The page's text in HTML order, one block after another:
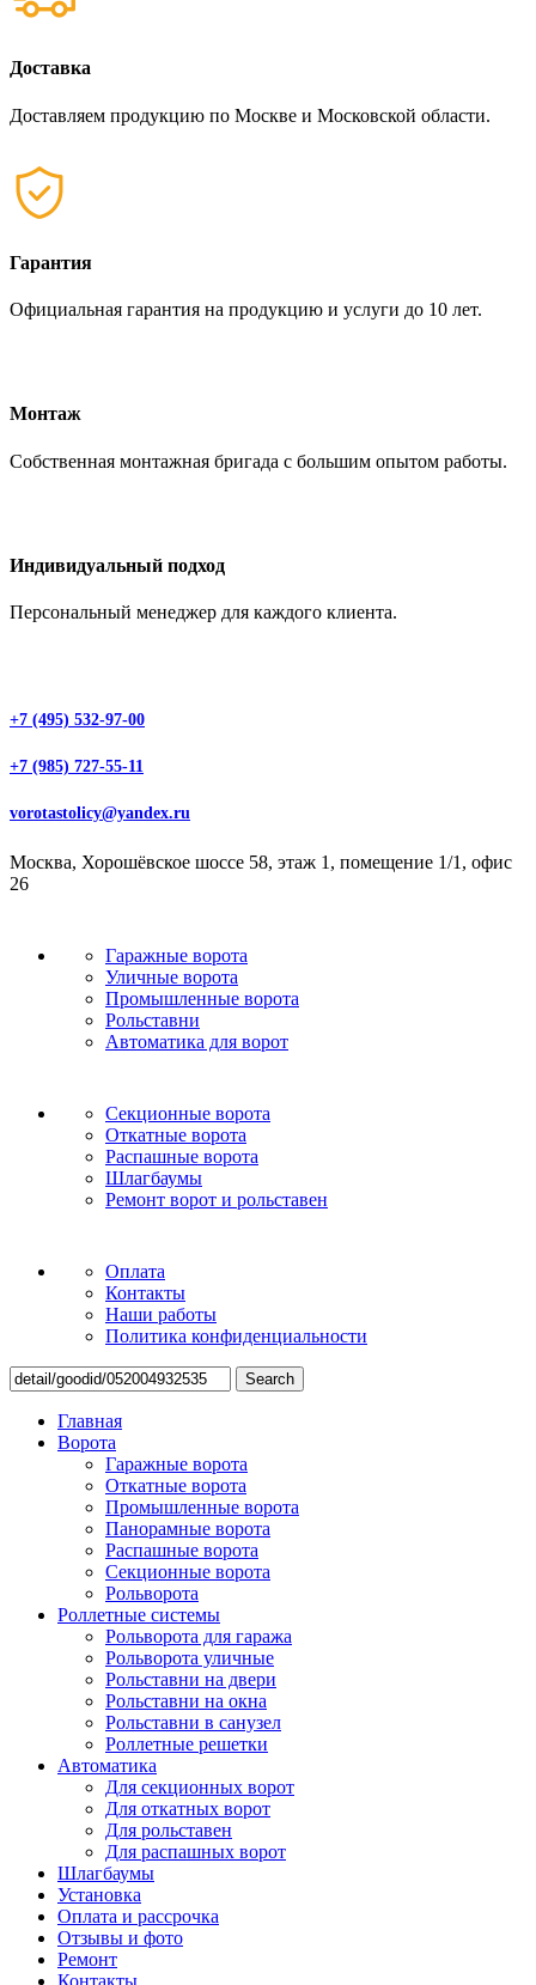
Доставка
Доставляем продукцию по Москве и Московской области.
Гарантия
Официальная гарантия на продукцию и услуги до 10 лет.
Монтаж
Собственная монтажная бригада с большим опытом работы.
Индивидуальный подход
Персональный менеджер для каждого клиента.
+7 (495) 532-97-00
+7 (985) 727-55-11
vorotastolicy@yandex.ru
Москва, Хорошёвское шоссе 58, этаж 1, помещение 1/1, офис
26
Гаражные ворота
Уличные ворота
Промышленные ворота
Рольставни
Автоматика для ворот
Секционные ворота
Откатные ворота
Распашные ворота
Шлагбаумы
Ремонт ворот и рольставен
Оплата
Контакты
Наши работы
Политика конфиденциальности
Search
Главная
Ворота
Гаражные ворота
Откатные ворота
Промышленные ворота
Панорамные ворота
Распашные ворота
Секционные ворота
Рольворота
Роллетные системы
Рольворота для гаража
Рольворота уличные
Рольставни на двери
Рольставни на окна
Рольставни в санузел
Роллетные решетки
Автоматика
Для секционных ворот
Для откатных ворот
Для рольставен
Для распашных ворот
Шлагбаумы
Установка
Оплата и рассрочка
Отзывы и фото
Ремонт
Контакты